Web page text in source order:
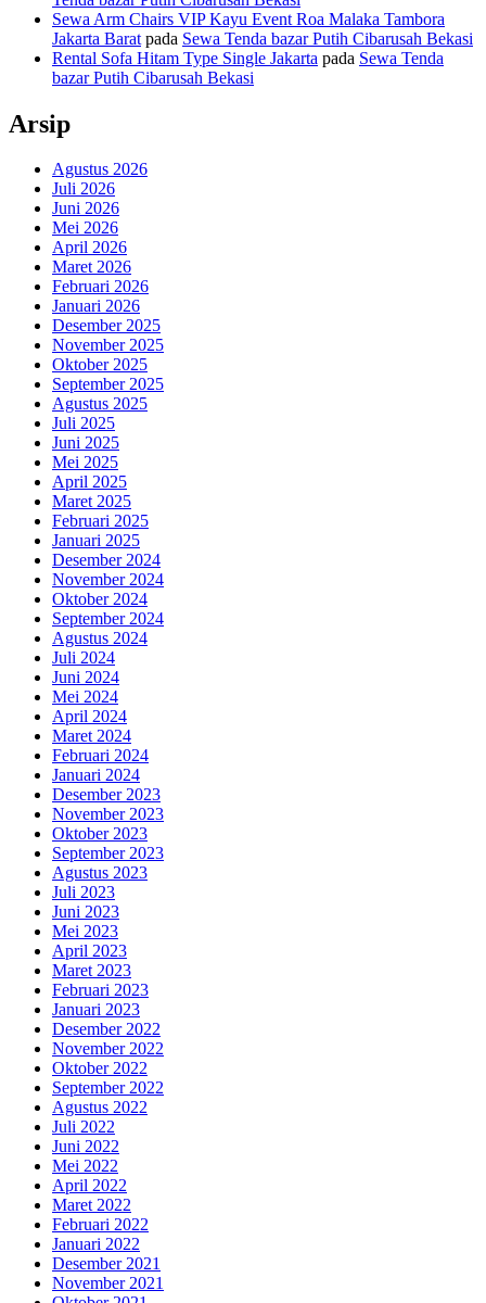
Sewa Arm Chairs VIP Kayu Event Roa Malaka Tambora
Jakarta Barat pada Sewa Tenda bazar Putih Cibarusah Bekasi
Rental Sofa Hitam Type Single Jakarta pada Sewa Tenda
bazar Putih Cibarusah Bekasi
Arsip
Agustus 2026
Juli 2026
Juni 2026
Mei 2026
April 2026
Maret 2026
Februari 2026
Januari 2026
Desember 2025
November 2025
Oktober 2025
September 2025
Agustus 2025
Juli 2025
Juni 2025
Mei 2025
April 2025
Maret 2025
Februari 2025
Januari 2025
Desember 2024
November 2024
Oktober 2024
September 2024
Agustus 2024
Juli 2024
Juni 2024
Mei 2024
April 2024
Maret 2024
Februari 2024
Januari 2024
Desember 2023
November 2023
Oktober 2023
September 2023
Agustus 2023
Juli 2023
Juni 2023
Mei 2023
April 2023
Maret 2023
Februari 2023
Januari 2023
Desember 2022
November 2022
Oktober 2022
September 2022
Agustus 2022
Juli 2022
Juni 2022
Mei 2022
April 2022
Maret 2022
Februari 2022
Januari 2022
Desember 2021
November 2021